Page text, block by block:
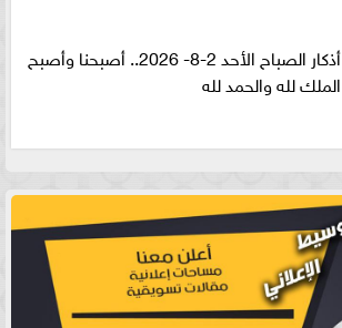
أذكار الصباح الأحد 2-8- 2026.. أصبحنا وأصبح
الملك لله والحمد لله